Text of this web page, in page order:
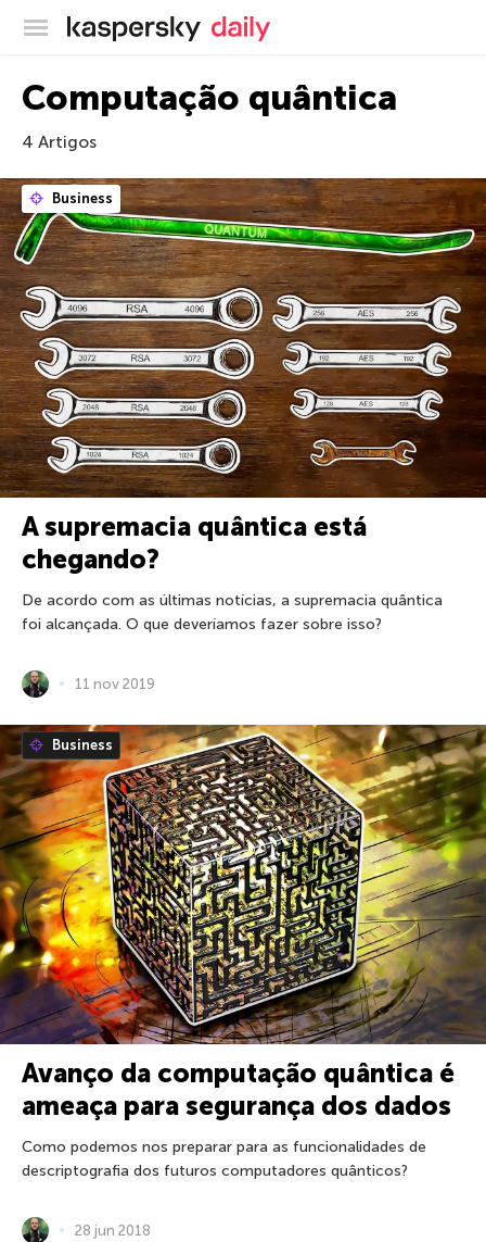
Blog oficial da Kaspersky
Computação quântica
4 Artigos
Business
A supremacia quântica está
chegando?
De acordo com as últimas notícias, a supremacia quântica
foi alcançada. O que deveríamos fazer sobre isso?
11 nov 2019
Business
Avanço da computação quântica é
ameaça para segurança dos dados
Como podemos nos preparar para as funcionalidades de
descriptografia dos futuros computadores quânticos?
28 jun 2018